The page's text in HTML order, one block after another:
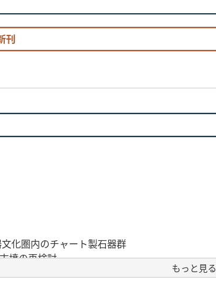
刊
化圏内のチャート製石器群
墳の再検討…
もっと見る